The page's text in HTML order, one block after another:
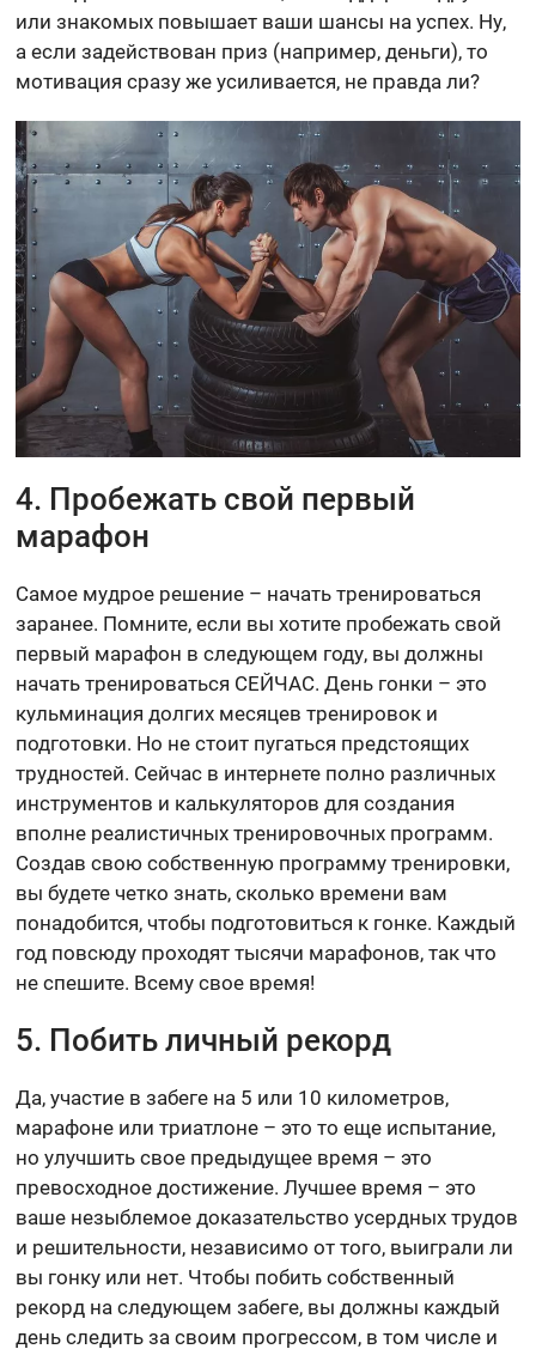
или знакомых повышает ваши шансы на успех. Ну,
а если задействован приз (например, деньги), то
мотивация сразу же усиливается, не правда ли?
4. Пробежать свой первый
марафон
Самое мудрое решение – начать тренироваться
заранее. Помните, если вы хотите пробежать свой
первый марафон в следующем году, вы должны
начать тренироваться СЕЙЧАС. День гонки – это
кульминация долгих месяцев тренировок и
подготовки. Но не стоит пугаться предстоящих
трудностей. Сейчас в интернете полно различных
инструментов и калькуляторов для создания
вполне реалистичных тренировочных программ.
Создав свою собственную программу тренировки,
вы будете четко знать, сколько времени вам
понадобится, чтобы подготовиться к гонке. Каждый
год повсюду проходят тысячи марафонов, так что
не спешите. Всему свое время!
5. Побить личный рекорд
Да, участие в забеге на 5 или 10 километров,
марафоне или триатлоне – это то еще испытание,
но улучшить свое предыдущее время – это
превосходное достижение. Лучшее время – это
ваше незыблемое доказательство усердных трудов
и решительности, независимо от того, выиграли ли
вы гонку или нет. Чтобы побить собственный
рекорд на следующем забеге, вы должны каждый
день следить за своим прогрессом, в том числе и